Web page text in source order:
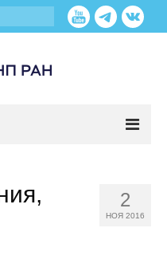
2
НОЯ 2016